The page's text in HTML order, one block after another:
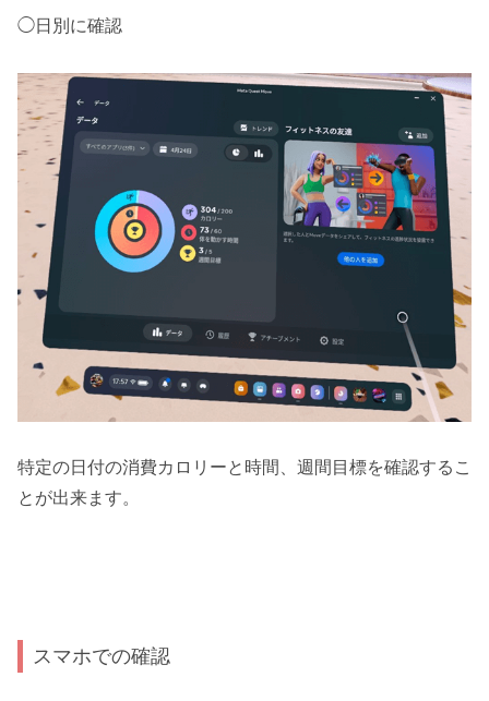
◯日別に確認
特定の日付の消費カロリーと時間、週間目標を確認するこ
とが出来ます。
スマホでの確認